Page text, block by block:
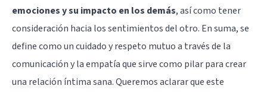
emociones y su impacto en los demás, así como tener
consideración hacia los sentimientos del otro. En suma, se
define como un cuidado y respeto mutuo a través de la
comunicación y laempatíaque sirve como pilar para crear
una relación íntima sana. Queremos aclarar que este